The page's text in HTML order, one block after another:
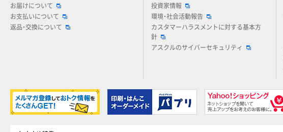
お届けについて
お支払いについて
返品・交換について
投資家情報
環境・社会活動報告
カスタマーハラスメントに対する基本方
針
アスクルのサイバーセキュリティ